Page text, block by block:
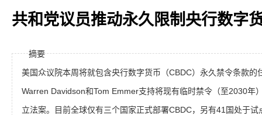
共和党议员推动永久限制央行数字
摘要
美国众议院本周将就包含央行数字货币（CBDC）永久禁令条款的
Warren Davidson和Tom Emmer支持将现有临时禁令（至2030年
立法案。目前全球仅有三个国家正式部署CBDC，另有41国处于